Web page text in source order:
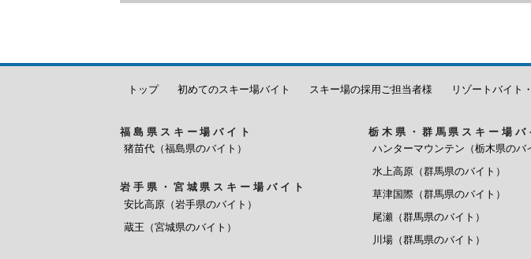
トップ 初めてのスキー場バイト スキー場の採用ご担当者様 リゾートバイト
福島県スキー場バイト
猪苗代（福島県のバイト）
岩手県・宮城県スキー場バイト
安比高原（岩手県のバイト）
蔵王（宮城県のバイト）
栃木県・群馬県スキー場バ
ハンターマウンテン（栃木県のバ
水上高原（群馬県のバイト）
草津国際（群馬県のバイト）
尾瀬（群馬県のバイト）
川場（群馬県のバイト）